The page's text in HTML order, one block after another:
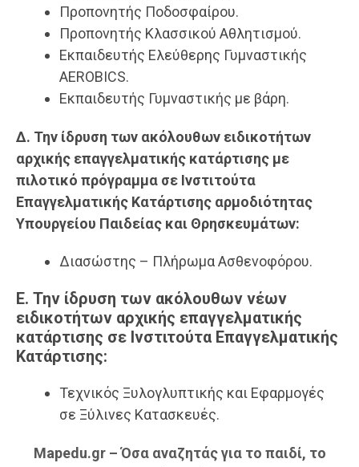
Προπονητής Ποδοσφαίρου.
Προπονητής Κλασσικού Αθλητισμού.
Εκπαιδευτής Ελεύθερης Γυμναστικής
AEROBICS.
Εκπαιδευτής Γυμναστικής με βάρη.
Δ. Την ίδρυση των ακόλουθων ειδικοτήτων
αρχικής επαγγελματικής κατάρτισης με
πιλοτικό πρόγραμμα σε Ινστιτούτα
Επαγγελματικής Κατάρτισης αρμοδιότητας
Υπουργείου Παιδείας και Θρησκευμάτων:
Διασώστης – Πλήρωμα Ασθενοφόρου.
Ε. Την ίδρυση των ακόλουθων νέων
ειδικοτήτων αρχικής επαγγελματικής
κατάρτισης σε Ινστιτούτα Επαγγελματικής
Κατάρτισης:
Τεχνικός Ξυλογλυπτικής και Εφαρμογές
σε Ξύλινες Κατασκευές.
Mapedu.gr – Όσα αναζητάς για το παιδί, το